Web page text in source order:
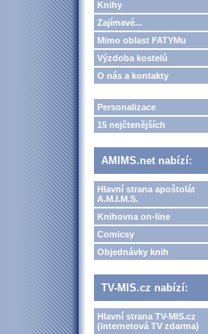
Knihy
Zajímavé...
Mimo oblast FATYMu
Výzdoba kostelů
O nás a kontakty
Personalizace
15 nejčtenějších
AMIMS.net nabízí:
Hlavní strana apoštolát
A.M.I.M.S.
Knihovna on-line
Comicsy
Objednávky knih
TV-MIS.cz nabízí:
Hlavní strana TV-MIS.cz
(internetová TV zdarma)